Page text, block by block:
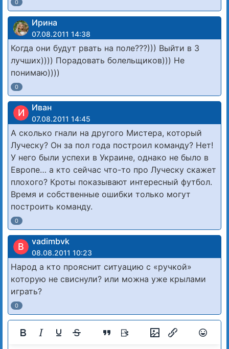
0
Ирина
07.08.2011 14:38
Когда они будут рвать на поле???))) Выйти в 3
лучших)))) Порадовать болельщиков))) Не
понимаю))))
0
И Иван
07.08.2011 14:45
А сколько гнали на другого Мистера, который
Луческу? Он за пол года построил команду? Нет!
У него были успехи в Украине, однако не было в
Европе… а кто сейчас что-то про Луческу скажет
плохого? Кроты показывают интересный футбол.
Время и собственные ошибки только могут
построить команду.
0
В vadimbvk
08.08.2011 10:23
Народ а кто прояснит ситуацию с «ручкой»
которую не свиснули? или можна уже крылами
играть?
0